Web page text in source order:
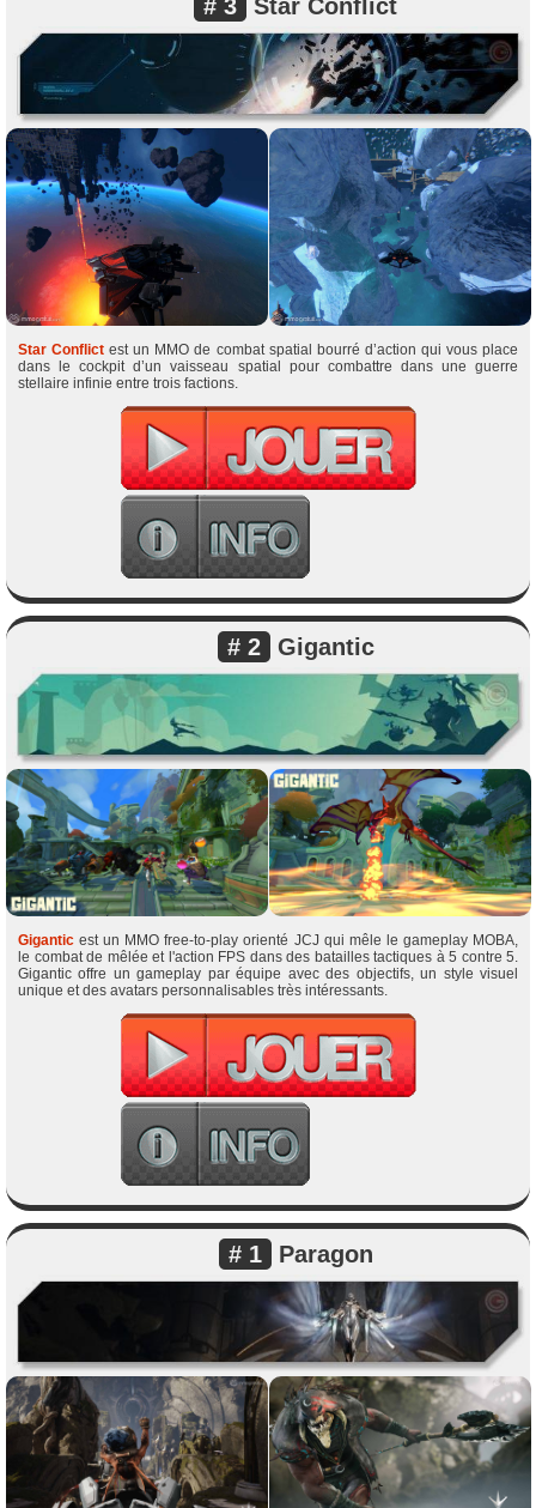
# 3 Star Conflict
Star Conflict est un MMO de combat spatial bourré d’action qui vous place
dans le cockpit d’un vaisseau spatial pour combattre dans une guerre
stellaire infinie entre trois factions.
# 2 Gigantic
Gigantic est un MMO free-to-play orienté JCJ qui mêle le gameplay MOBA,
le combat de mêlée et l'action FPS dans des batailles tactiques à 5 contre 5.
Gigantic offre un gameplay par équipe avec des objectifs, un style visuel
unique et des avatars personnalisables très intéressants.
# 1 Paragon